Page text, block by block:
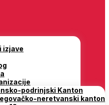
izjave
podrinjski Kanton
neretvanski kanton